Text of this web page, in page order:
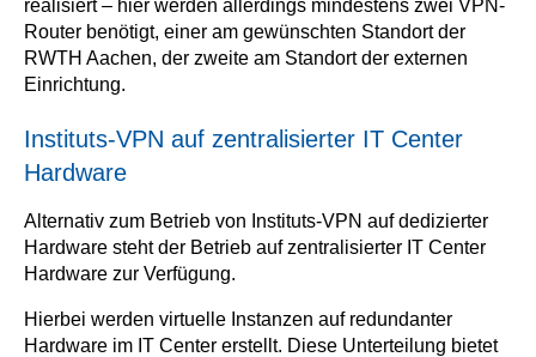
realisiert – hier werden allerdings mindestens zwei VPN-
Router benötigt, einer am gewünschten Standort der
RWTH Aachen, der zweite am Standort der externen
Einrichtung.
Instituts-VPN auf zentralisierter IT Center
Hardware
Alternativ zum Betrieb von Instituts-VPN auf dedizierter
Hardware steht der Betrieb auf zentralisierter IT Center
Hardware zur Verfügung.
Hierbei werden virtuelle Instanzen auf redundanter
Hardware im IT Center erstellt. Diese Unterteilung bietet